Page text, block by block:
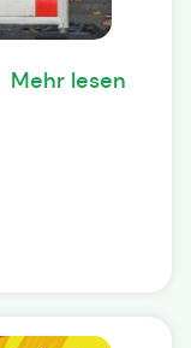
Mehr lesen